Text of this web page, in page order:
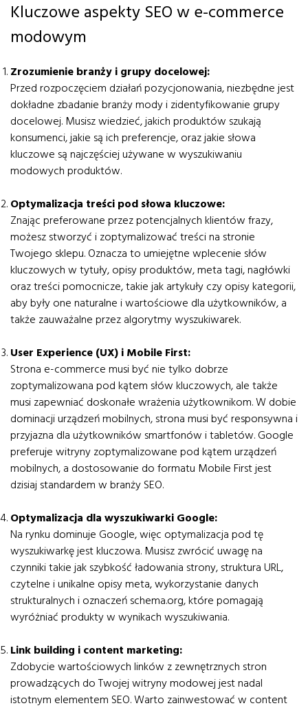
Kluczowe aspekty SEO w e-commerce
modowym
Zrozumienie branży i grupy docelowej:
Przed rozpoczęciem działań pozycjonowania, niezbędne jest
dokładne zbadanie branży mody i zidentyfikowanie grupy
docelowej. Musisz wiedzieć, jakich produktów szukają
konsumenci, jakie są ich preferencje, oraz jakie słowa
kluczowe są najczęściej używane w wyszukiwaniu
modowych produktów.
Optymalizacja treści pod słowa kluczowe:
Znając preferowane przez potencjalnych klientów frazy,
możesz stworzyć i zoptymalizować treści na stronie
Twojego sklepu. Oznacza to umiejętne wplecenie słów
kluczowych w tytuły, opisy produktów, meta tagi, nagłówki
oraz treści pomocnicze, takie jak artykuły czy opisy kategorii,
aby były one naturalne i wartościowe dla użytkowników, a
także zauważalne przez algorytmy wyszukiwarek.
User Experience (UX) i Mobile First:
Strona e-commerce musi być nie tylko dobrze
zoptymalizowana pod kątem słów kluczowych, ale także
musi zapewniać doskonałe wrażenia użytkownikom. W dobie
dominacji urządzeń mobilnych, strona musi być responsywna i
przyjazna dla użytkowników smartfonów i tabletów. Google
preferuje witryny zoptymalizowane pod kątem urządzeń
mobilnych, a dostosowanie do formatu Mobile First jest
dzisiaj standardem w branży SEO.
Optymalizacja dla wyszukiwarki Google:
Na rynku dominuje Google, więc optymalizacja pod tę
wyszukiwarkę jest kluczowa. Musisz zwrócić uwagę na
czynniki takie jak szybkość ładowania strony, struktura URL,
czytelne i unikalne opisy meta, wykorzystanie danych
strukturalnych i oznaczeń schema.org, które pomagają
wyróżniać produkty w wynikach wyszukiwania.
Link building i content marketing:
Zdobycie wartościowych linków z zewnętrznych stron
prowadzących do Twojej witryny modowej jest nadal
istotnym elementem SEO. Warto zainwestować w content